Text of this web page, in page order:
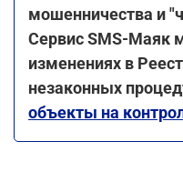
мошенничества и
Сервис SMS-Маяк
изменениях в
незаконных
объекты на